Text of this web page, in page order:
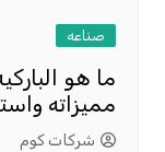
صناعه
ما هو
مميزاته
شركات كوم